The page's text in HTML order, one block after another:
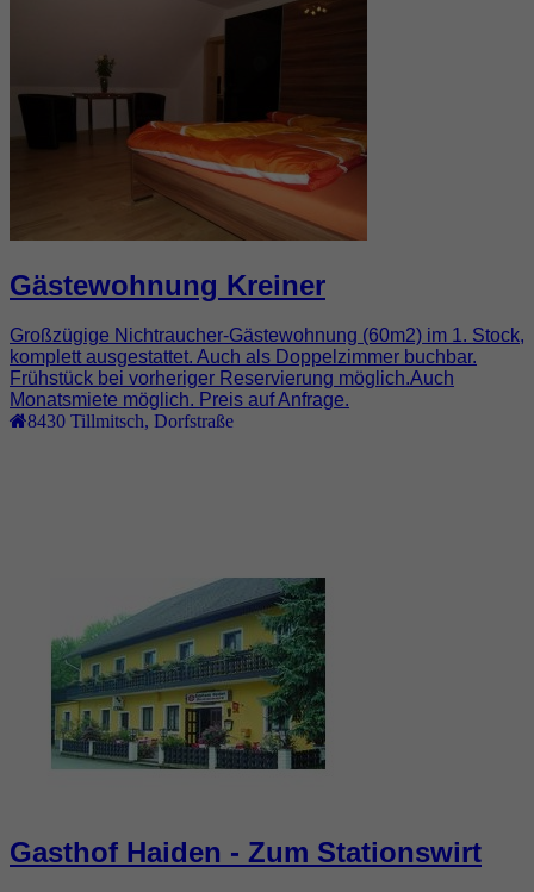
Gästewohnung Kreiner
Großzügige Nichtraucher-Gästewohnung (60m2) im 1. Stock,
komplett ausgestattet. Auch als Doppelzimmer buchbar.
Frühstück bei vorheriger Reservierung möglich.Auch
Monatsmiete möglich. Preis auf Anfrage.
8430 Tillmitsch, Dorfstraße
Gasthof Haiden - Zum Stationswirt